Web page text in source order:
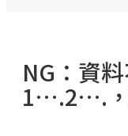
NG：資
1….2….，